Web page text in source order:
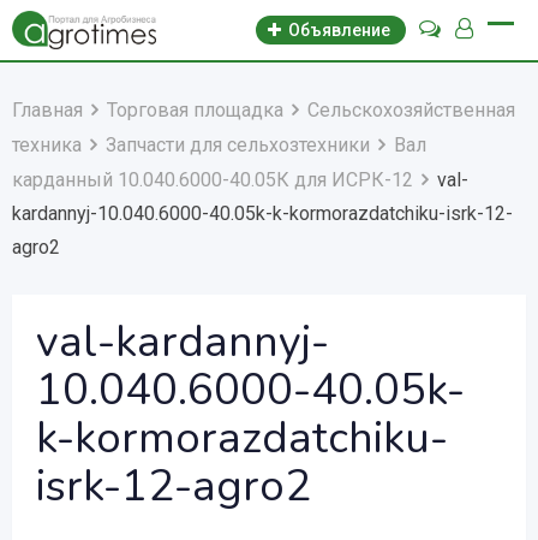
Объявление
Главная Торговая площадка
Сельскохозяйственная
техника
Запчасти для сельхозтехники
Вал
карданный 10.040.6000-40.05К для ИСРК-12
val-
kardannyj-10.040.6000-40.05k-k-kormorazdatchiku-isrk-12-
agro2
val-kardannyj-
10.040.6000-40.05k-
k-kormorazdatchiku-
isrk-12-agro2